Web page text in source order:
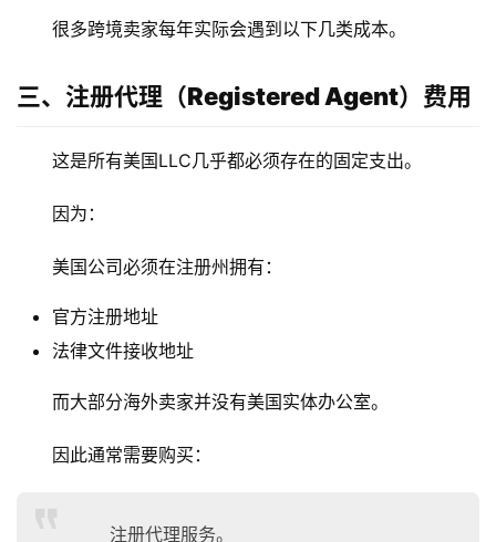
很多跨境卖家每年实际会遇到以下几类成本。
三、注册代理（Registered Agent）费用
这是所有美国LLC几乎都必须存在的固定支出。
因为：
美国公司必须在注册州拥有：
官方注册地址
法律文件接收地址
而大部分海外卖家并没有美国实体办公室。
因此通常需要购买：
注册代理服务。